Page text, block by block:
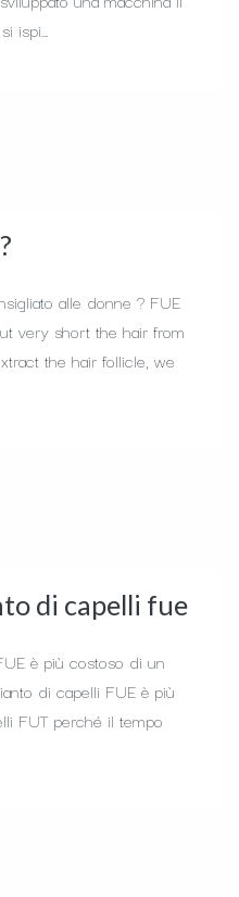
ispi...
alle donne ? FUE
very short the hair from
the hair follicle, we
di capelli fue
è più costoso di un
di capelli FUE è più
FUT perché il tempo